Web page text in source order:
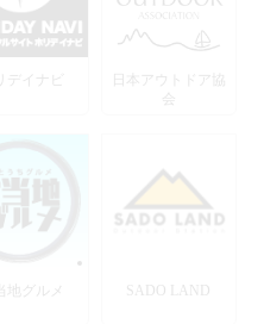
デイナビ
日本アウトドア協
会
地グルメ SADO LAND